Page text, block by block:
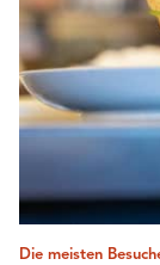
Die meisten